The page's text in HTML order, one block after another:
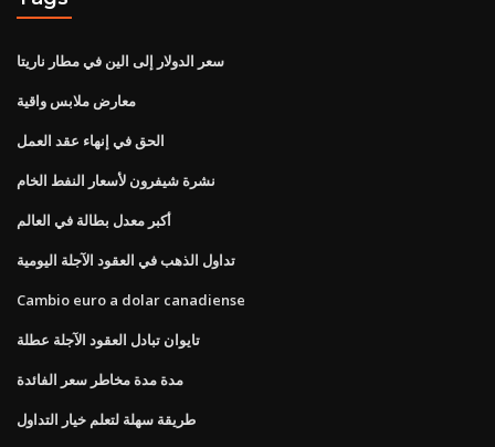
سعر الدولار إلى الين في مطار ناريتا
معارض ملابس واقية
الحق في إنهاء عقد العمل
نشرة شيفرون لأسعار النفط الخام
أكبر معدل بطالة في العالم
تداول الذهب في العقود الآجلة اليومية
Cambio euro a dolar canadiense
تايوان تبادل العقود الآجلة عطلة
مدة مدة مخاطر سعر الفائدة
طريقة سهلة لتعلم خيار التداول